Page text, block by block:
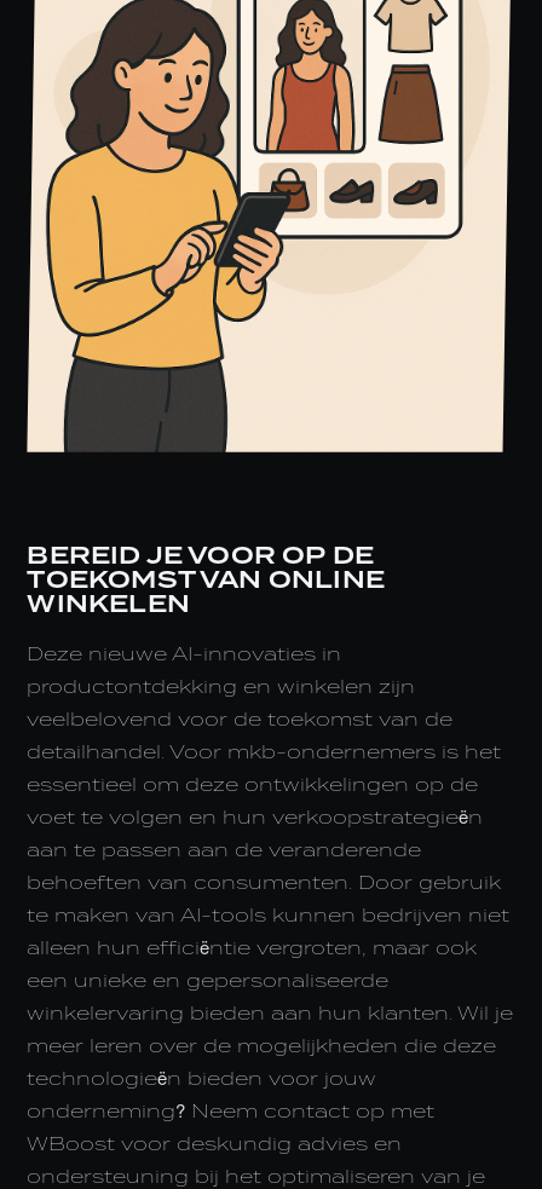
BEREID JE VOOR OP DE
TOEKOMST VAN ONLINE
WINKELEN
Deze nieuwe AI-innovaties in
productontdekking en winkelen zijn
veelbelovend voor de toekomst van de
detailhandel. Voor mkb-ondernemers is het
essentieel om deze ontwikkelingen op de
voet te volgen en hun verkoopstrategieën
aan te passen aan de veranderende
behoeften van consumenten. Door gebruik
te maken van AI-tools kunnen bedrijven niet
alleen hun efficiëntie vergroten, maar ook
een unieke en gepersonaliseerde
winkelervaring bieden aan hun klanten. Wil je
meer leren over de mogelijkheden die deze
technologieën bieden voor jouw
onderneming? Neem contact op met
WBoost voor deskundig advies en
ondersteuning bij het optimaliseren van je